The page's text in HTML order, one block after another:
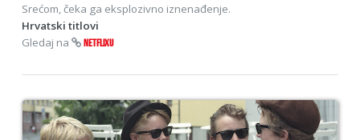
Srećom, čeka ga eksplozivno iznenađenje.
Hrvatski titlovi
Gledaj na
NETFLIXU